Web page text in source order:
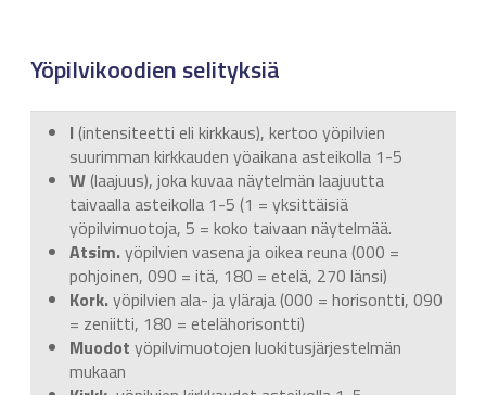
Yöpilvikoodien selityksiä
I (intensiteetti eli kirkkaus), kertoo yöpilvien
suurimman kirkkauden yöaikana asteikolla 1-5
W(laajuus), joka kuvaa näytelmän laajuutta
taivaalla asteikolla 1-5 (1 = yksittäisiä
yöpilvimuotoja, 5 = koko taivaan näytelmää.
Atsim. yöpilvien vasena ja oikea reuna (000 =
pohjoinen, 090 = itä, 180 = etelä, 270 länsi)
Kork. yöpilvien ala- ja yläraja (000 = horisontti, 090
= zeniitti, 180 = etelähorisontti)
Muodot yöpilvimuotojen luokitusjärjestelmän
mukaan